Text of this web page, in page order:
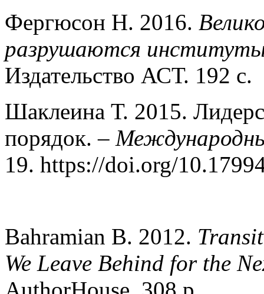
Фергюсон Н. 2016.
разрушаются институты
Издательство АСТ. 192 с.
Шаклеина Т. 2015.
порядок. –
19. https://doi.org/
Bahramian B. 2012.
We Leave Behind for the